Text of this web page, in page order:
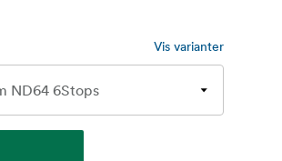
Vis varianter